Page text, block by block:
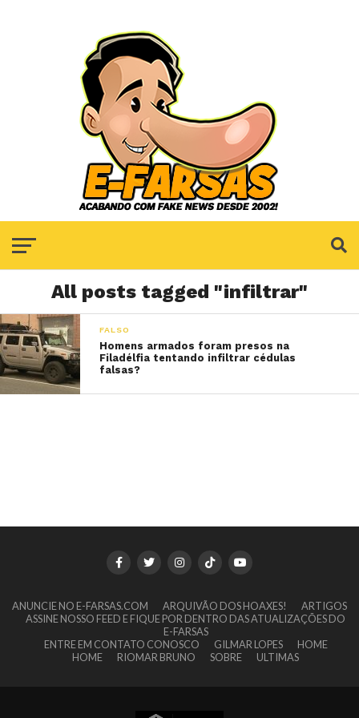
All posts tagged "infiltrar"
FALSO
Homens armados foram presos na
Filadélfia tentando infiltrar cédulas
falsas?
ANUNCIE NO E-FARSAS.COM ARQUIVÃO DOS HOAXES!
ARTIGOS
ASSINE NOSSO FEED E FIQUE POR DENTRO DAS ATUALIZAÇÕES DO
E-FARSAS
ENTRE EM CONTATO CONOSCO
GILMAR LOPES
HOME
HOME
RIOMAR BRUNO SOBRE ULTIMAS